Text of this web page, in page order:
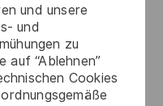
und unsere
und
zu
auf “Ablehnen”
Cookies